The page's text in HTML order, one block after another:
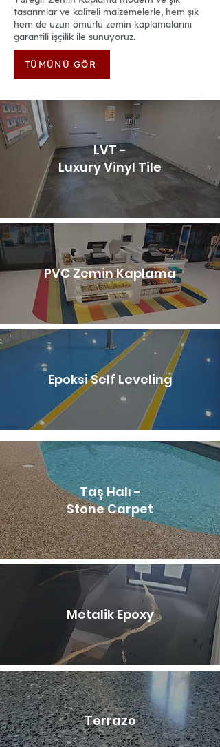
tasarımlar ve kaliteli malzemelerle, hem şık
hem de uzun ömürlü zemin kaplamalarını
garantili işçilik ile sunuyoruz.
TÜMÜNÜ GÖR
LVT -
Luxury Vinyl Tile
PVC Zemin Kaplama
Epoksi Self Leveling
Taş Halı -
Stone Carpet
Metalik Epoxy
Terrazo